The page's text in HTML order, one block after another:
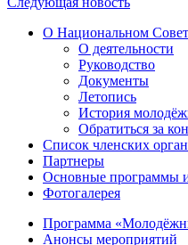
О Национальном
О деятельности
Руководство
Документы
Летопись
История
Обратиться за
Список членских
Партнеры
Основные программы
Фотогалерея
Программа
Анонсы мероприятий